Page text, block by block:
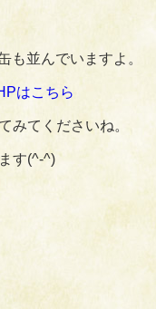
も並んでいますよ。
はこちら
みてくださいね。
す(^‐^)